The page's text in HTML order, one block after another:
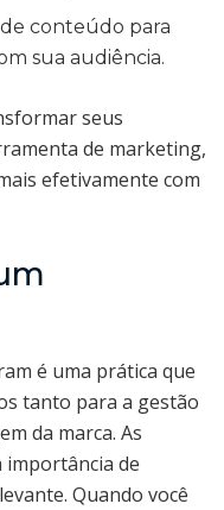
conteúdo para
sua audiência.
seus
de marketing,
efetivamente com
é uma prática que
tanto para a gestão
da marca. As
importância de
Quando você